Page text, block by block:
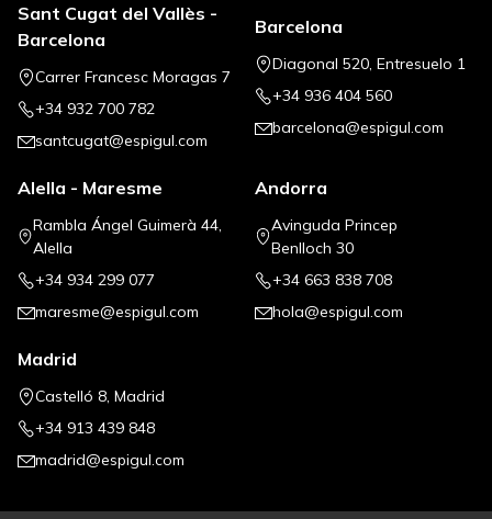
Sant Cugat del Vallès -
Barcelona
Carrer Francesc Moragas 7
+34 932 700 782
santcugat@espigul.com
Barcelona
Diagonal 520, Entresuelo 1
+34 936 404 560
barcelona@espigul.com
Alella - Maresme
Rambla Ángel Guimerà 44,
Alella
+34 934 299 077
maresme@espigul.com
Andorra
Avinguda Princep
Benlloch 30
+34 663 838 708
hola@espigul.com
Madrid
Castelló 8, Madrid
+34 913 439 848
madrid@espigul.com